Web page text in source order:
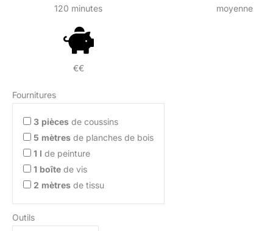
120 minutes moyenne
€€
Fournitures
3 pièces de coussins
5 mètres de planches de bois
1 l de peinture
1 boîte de vis
2 mètres de tissu
Outils